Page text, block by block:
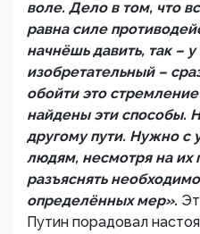
воле. Дело в том, что
равна силе
начнёшь давить, так –
изобретательный –
обойти это
найдены эти способы.
другому пути. Нужно с
людям, несмотря на их
разъяснять
определённых мер».
Путин порадовал